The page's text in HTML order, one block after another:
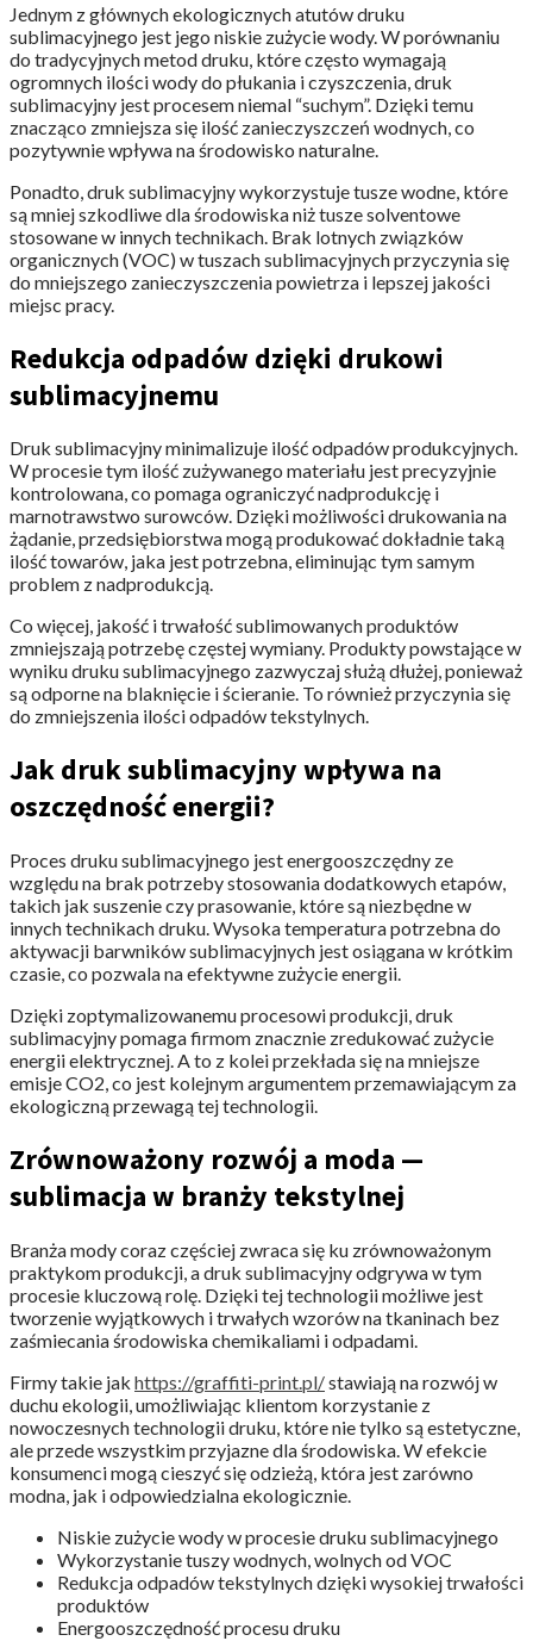
Jednym z głównych ekologicznych atutów druku
sublimacyjnego jest jego niskie zużycie wody. W porównaniu
do tradycyjnych metod druku, które często wymagają
ogromnych ilości wody do płukania i czyszczenia, druk
sublimacyjny jest procesem niemal “suchym”. Dzięki temu
znacząco zmniejsza się ilość zanieczyszczeń wodnych, co
pozytywnie wpływa na środowisko naturalne.
Ponadto, druk sublimacyjny wykorzystuje tusze wodne, które
są mniej szkodliwe dla środowiska niż tusze solventowe
stosowane w innych technikach. Brak lotnych związków
organicznych (VOC) w tuszach sublimacyjnych przyczynia się
do mniejszego zanieczyszczenia powietrza i lepszej jakości
miejsc pracy.
Redukcja odpadów dzięki drukowi
sublimacyjnemu
Druk sublimacyjny minimalizuje ilość odpadów produkcyjnych.
W procesie tym ilość zużywanego materiału jest precyzyjnie
kontrolowana, co pomaga ograniczyć nadprodukcję i
marnotrawstwo surowców. Dzięki możliwości drukowania na
żądanie, przedsiębiorstwa mogą produkować dokładnie taką
ilość towarów, jaka jest potrzebna, eliminując tym samym
problem z nadprodukcją.
Co więcej, jakość i trwałość sublimowanych produktów
zmniejszają potrzebę częstej wymiany. Produkty powstające w
wyniku druku sublimacyjnego zazwyczaj służą dłużej, ponieważ
są odporne na blaknięcie i ścieranie. To również przyczynia się
do zmniejszenia ilości odpadów tekstylnych.
Jak druk sublimacyjny wpływa na
oszczędność energii?
Proces druku sublimacyjnego jest energooszczędny ze
względu na brak potrzeby stosowania dodatkowych etapów,
takich jak suszenie czy prasowanie, które są niezbędne w
innych technikach druku. Wysoka temperatura potrzebna do
aktywacji barwników sublimacyjnych jest osiągana w krótkim
czasie, co pozwala na efektywne zużycie energii.
Dzięki zoptymalizowanemu procesowi produkcji, druk
sublimacyjny pomaga firmom znacznie zredukować zużycie
energii elektrycznej. A to z kolei przekłada się na mniejsze
emisje CO2, co jest kolejnym argumentem przemawiającym za
ekologiczną przewagą tej technologii.
Zrównoważony rozwój a moda —
sublimacja w branży tekstylnej
Branża mody coraz częściej zwraca się ku zrównoważonym
praktykom produkcji, a druk sublimacyjny odgrywa w tym
procesie kluczową rolę. Dzięki tej technologii możliwe jest
tworzenie wyjątkowych i trwałych wzorów na tkaninach bez
zaśmiecania środowiska chemikaliami i odpadami.
Firmy takie jak https://graffiti-print.pl/stawiają na rozwój w
duchu ekologii, umożliwiając klientom korzystanie z
nowoczesnych technologii druku, które nie tylko są estetyczne,
ale przede wszystkim przyjazne dla środowiska. W efekcie
konsumenci mogą cieszyć się odzieżą, która jest zarówno
modna, jak i odpowiedzialna ekologicznie.
Niskie zużycie wody w procesie druku sublimacyjnego
Wykorzystanie tuszy wodnych, wolnych od VOC
Redukcja odpadów tekstylnych dzięki wysokiej trwałości
produktów
Energooszczędność procesu druku